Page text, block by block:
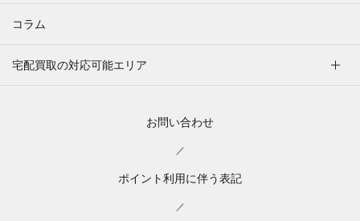
コラム
宅配買取の対応可能エリア
お問い合わせ
／
ポイント利用に伴う表記
／